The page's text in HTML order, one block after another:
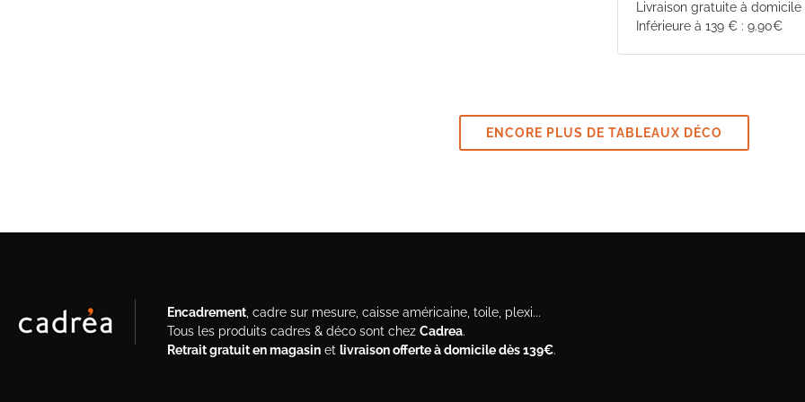
Livraison gratuite à
Inférieure à 139 € : 9.90€
ENCORE PLUS DE TABLEAUX DÉCO
Encadrement , cadre sur mesure, caisse américaine, toile, plexi...
Tous les produits cadres & déco sont chez Cadrea.
Retrait gratuit en magasin et livraison offerte à domicile dès 139€.